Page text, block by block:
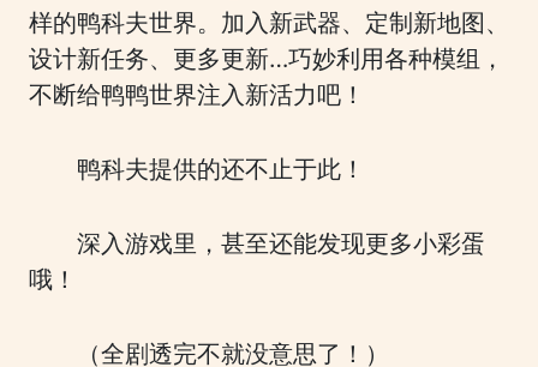
样的鸭科夫世界。加入新武器、定制新地图、
设计新任务、更多更新…巧妙利用各种模组，
不断给鸭鸭世界注入新活力吧！
鸭科夫提供的还不止于此！
深入游戏里，甚至还能发现更多小彩蛋
哦！
（全剧透完不就没意思了！）